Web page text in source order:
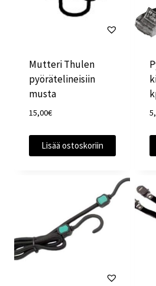
Mutteri Thulen
pyörätelineisiin
musta
15,00€
Lisää ostoskoriin